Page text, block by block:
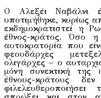
Ο Αλεξέι Ναβάλνι
υποτιμήθηκε, κυρίως
εκδημοκρατιστεί η
έθνος-κράτος. Όσο η
αυτοκρατορία που
φεουδάρχες
ολιγάρχες – ο
μόνη συνεκτική της
έθνους-κράτους